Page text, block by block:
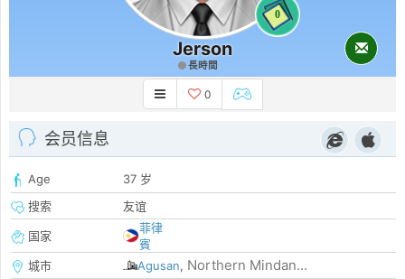
0
Jerson
長時間
0
会员信息
Age
37 岁
搜索
友谊
国家
菲律
賓
城市
Agusan, Northern Mindan...